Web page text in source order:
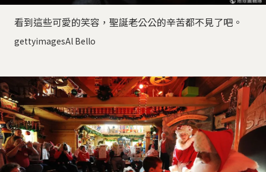
看到這些可愛的笑容，聖誕老公公的辛苦都不見了吧。
gettyimagesAl Bello